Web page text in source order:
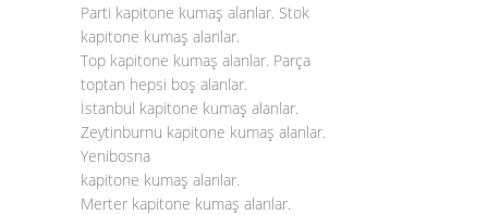
Parti kapitone kumaş alanlar. Stok
kapitone kumaş alanlar.
Top kapitone kumaş alanlar. Parça
toptan hepsi boş alanlar.
İstanbul kapitone kumaş alanlar.
Zeytinburnu kapitone kumaş alanlar.
Yenibosna
kapitone kumaş alanlar.
Merter kapitone kumaş alanlar.